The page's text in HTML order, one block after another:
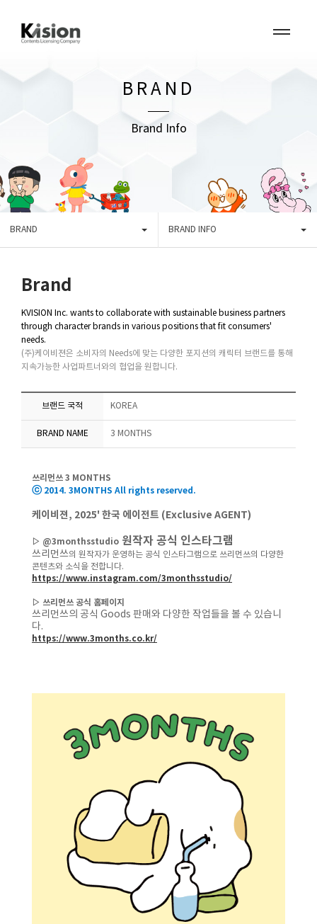
BRAND
Brand Info
BRAND BRAND INFO
Brand
KVISION Inc. wants to collaborate with sustainable business partners
through character brands in various positions that fit consumers'
needs.
(주)케이비젼은 소비자의 Needs에 맞는 다양한 포지션의 캐릭터 브랜드를 통해
지속가능한 사업파트너와의 협업을 원합니다.
브랜드 국적 KOREA
BRAND NAME 3 MONTHS
쓰리먼쓰 3 MONTHS
ⓒ 2014. 3MONTHS All rights reserved.
케이비젼, 2025' 한국 에이전트 (Exclusive AGENT)
▷ @3monthsstudio 원작자 공식 인스타그램
쓰리먼쓰의 원작자가 운영하는 공식 인스타그램으로 쓰리먼쓰의 다양한
콘텐츠와 소식을 전합니다.
https://www.instagram.com/3monthsstudio/
▷ 쓰리먼쓰 공식 홈페이지
쓰리먼쓰의 공식 Goods 판매와 다양한 작업들을 볼 수 있습니
다.
https://www.3months.co.kr/